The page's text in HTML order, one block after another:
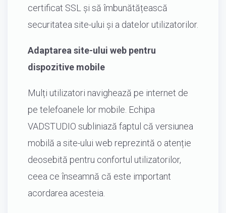
certificat SSL și să îmbunătățească
securitatea site-ului și a datelor utilizatorilor.
Adaptarea site-ului web pentru
dispozitive mobile
Mulți utilizatori navighează pe internet de
pe telefoanele lor mobile. Echipa
VADSTUDIO subliniază faptul că versiunea
mobilă a site-ului web reprezintă o atenție
deosebită pentru confortul utilizatorilor,
ceea ce înseamnă că este important
acordarea acesteia.